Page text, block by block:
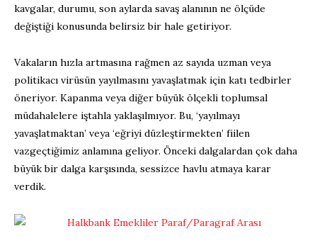
kavgalar, durumu, son aylarda savaş alanının ne ölçüde
değiştiği konusunda belirsiz bir hale getiriyor.
Vakaların hızla artmasına rağmen az sayıda uzman veya
politikacı virüsün yayılmasını yavaşlatmak için katı tedbirler
öneriyor. Kapanma veya diğer büyük ölçekli toplumsal
müdahalelere iştahla yaklaşılmıyor. Bu, ‘yayılmayı
yavaşlatmaktan’ veya ‘eğriyi düzleştirmekten’ fiilen
vazgeçtiğimiz anlamına geliyor. Önceki dalgalardan çok daha
büyük bir dalga karşısında, sessizce havlu atmaya karar
verdik.